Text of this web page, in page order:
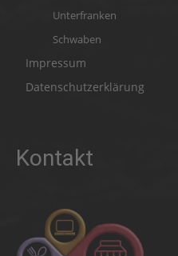
Unterfranken
Schwaben
Impressum
Datenschutzerklärung
Kontakt